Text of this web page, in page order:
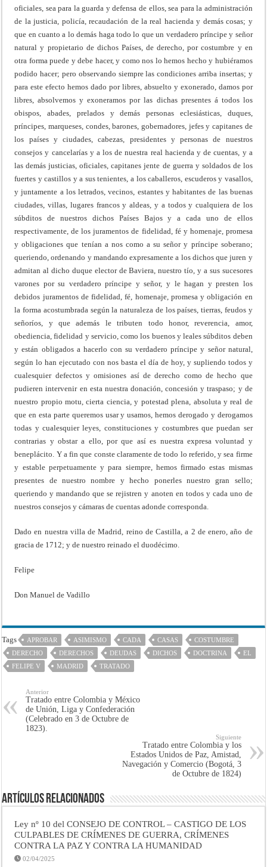
oficiales, sea para la guarda y defensa de ellos, sea para la administración
de la justicia, policía, recaudación de la real hacienda y demás cosas; y
que en cuanto a lo demás haga todo lo que un verdadero príncipe y señor
natural y propietario de dichos Países, de derecho, por costumbre y en
otra forma puede y debe hacer, y como nos lo hemos hecho y hubiéramos
podido hacer; pero observando siempre las condiciones arriba insertas; y
para este efecto hemos dado por libres, absuelto y exonerado, damos por
libres, absolvemos y exoneramos por las dichas presentes á todos los
obispos, abades, prelados y demás personas eclesiásticas, duques,
príncipes, marqueses, condes, barones, gobernadores, jefes y capitanes de
los países y ciudades, cabezas, presidentes y personas de nuestros
consejos y cancelarías y a los de nuestra real hacienda y de cuentas, y a
las demás justicias, oficiales, capitanes jente de guerra y soldados de los
fuertes y castillos y a sus tenientes, a los caballeros, escuderos y vasallos,
y juntamente a los letrados, vecinos, estantes y habitantes de las buenas
ciudades, villas, lugares francos y aldeas, y a todos y cualquiera de los
súbditos de nuestros dichos Países Bajos y a cada uno de ellos
respectivamente, de los juramentos de fidelidad, fé y homenaje, promesa
y obligaciones que tenían a nos como a su señor y príncipe soberano;
queriendo, ordenando y mandando expresamente a los dichos que juren y
admitan al dicho duque elector de Baviera, nuestro tío, y a sus sucesores
varones por su verdadero príncipe y señor, y le hagan y presten los
debidos juramentos de fidelidad, fé, homenaje, promesa y obligación en
la forma acostumbrada según la naturaleza de los países, tierras, feudos y
señoríos, y que además le tributen todo honor, reverencia, amor,
obediencia, fidelidad y servicio, como los buenos y leales súbditos deben
y están obligados a hacerlo con su verdadero príncipe y señor natural,
según lo han ejecutado con nos basta el día de hoy, y supliendo todos y
cualesquier defectos y omisiones así de derecho como de hecho que
pudieren intervenir en esta nuestra donación, concesión y traspaso; y de
nuestro propio motu, cierta ciencia, y potestad plena, absoluta y real de
que en esta parte queremos usar y usamos, hemos derogado y derogamos
todas y cualesquier leyes, constituciones y costumbres que puedan ser
contrarias y obstar a ello, por que así es nuestra expresa voluntad y
beneplácito. Y a fin que conste claramente de todo lo referido, y sea firme
y estable perpetuamente y para siempre, hemos firmado estas mismas
presentes de nuestro nombre y hecho ponerles nuestro gran sello;
queriendo y mandando que se rejistren y anoten en todos y cada uno de
nuestros consejos y cámaras de cuentas adonde corresponda.
Dado en nuestra villa de Madrid, reino de Castilla, a 2 de enero, año de
gracia de 1712; y de nuestro reinado el duodécimo.
Felipe
Don Manuel de Vadillo
Tags APROBAR ASIMISMO CADA CASAS
COSTUMBRE
DERECHO
DERECHOS DEUDAS DICHOS DOCTRINA
EL
FELIPE V
MADRID TRATADO
Anterior
Tratado entre Colombia y México
de Unión, Liga y Confederación
(Celebrado en 3 de Octubre de
1823).
Siguiente
Tratado entre Colombia y los
Estados Unidos de Paz, Amistad,
Navegación y Comercio (Bogotá, 3
de Octubre de 1824)
Artículos Relacionados
Ley nº 10 del CONSEJO DE CONTROL – CASTIGO DE LOS
CULPABLES DE CRÍMENES DE GUERRA, CRÍMENES
CONTRA LA PAZ Y CONTRA LA HUMANIDAD
02/04/2025